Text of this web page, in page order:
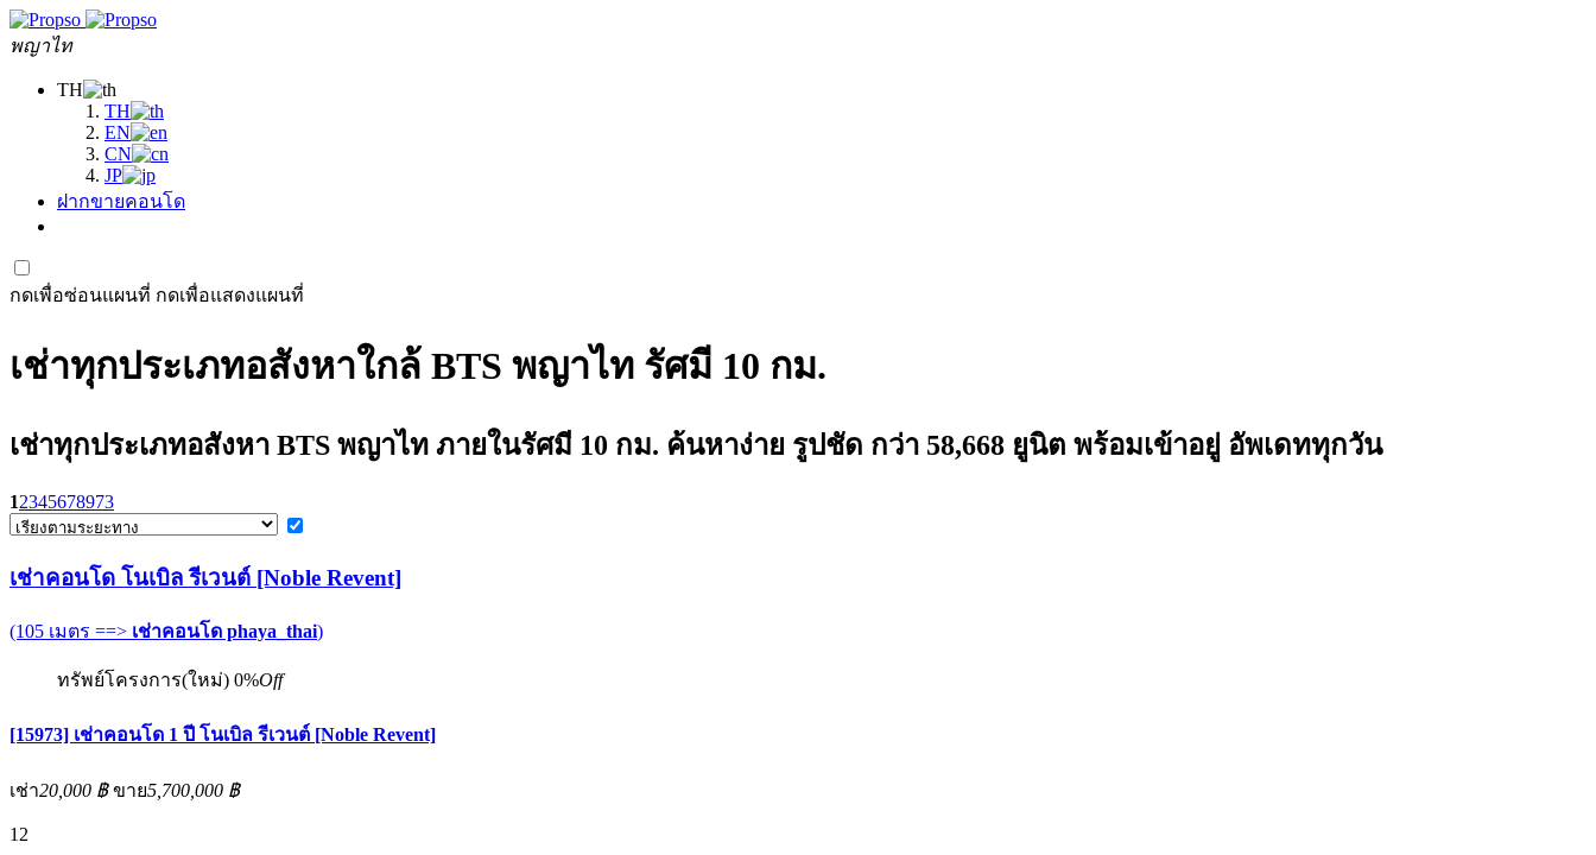
พญาไท
TH
TH
EN
CN
JP
ฝากขายคอนโด
กดเพื่อซ่อนแผนที่ กดเพื่อแสดงแผนที่
เช่าทุกประเภทอสังหาใกล้ BTS พญาไท รัศมี 10 กม.
เช่าทุกประเภทอสังหา BTS พญาไท ภายในรัศมี 10 กม. ค้นหาง่าย รูปชัด กว่า 58,668 ยูนิต พร้อมเข้าอยู่ อัพเดททุกวัน
12345678973
เช่าคอนโด โนเบิล รีเวนต์ [Noble Revent]
(105 เมตร ==> เช่าคอนโด phaya_thai)
ทรัพย์โครงการ(ใหม่) 0%Off
[15973] เช่าคอนโด 1 ปี โนเบิล รีเวนต์ [Noble Revent]
เช่า20,000 ฿ ขาย5,700,000 ฿
12